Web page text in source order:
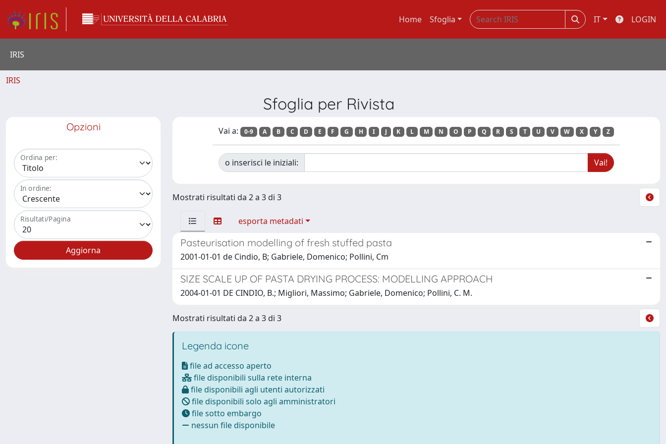
Home Sfoglia IT LOGIN
IRIS
IRIS
Sfoglia per Rivista
Opzioni
Ordina per:
In ordine:
Risultati/Pagina
Vai a: 0-9 A B C D E F G H I J K L M N O P Q R S T U V W X Y Z
o inserisci le iniziali:
Mostrati risultati da 2 a 3 di 3
esporta metadati
Pasteurisation modelling of fresh stuffed pasta
2001-01-01 de Cindio, B; Gabriele, Domenico; Pollini, Cm
SIZE SCALE UP OF PASTA DRYING PROCESS: MODELLING APPROACH
2004-01-01 DE CINDIO, B.; Migliori, Massimo; Gabriele, Domenico; Pollini, C. M.
Mostrati risultati da 2 a 3 di 3
Legenda icone
file ad accesso aperto
file disponibili sulla rete interna
file disponibili agli utenti autorizzati
file disponibili solo agli amministratori
file sotto embargo
nessun file disponibile